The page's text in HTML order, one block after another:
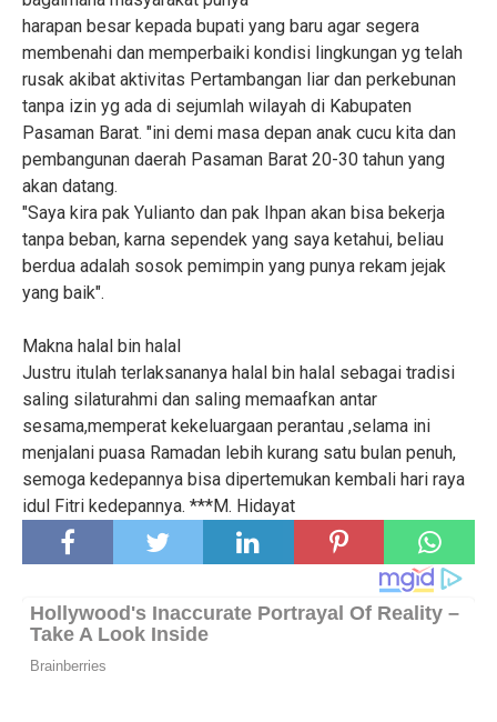
harapan besar kepada bupati yang baru agar segera
membenahi dan memperbaiki kondisi lingkungan yg telah
rusak akibat aktivitas Pertambangan liar dan perkebunan
tanpa izin yg ada di sejumlah wilayah di Kabupaten
Pasaman Barat. "ini demi masa depan anak cucu kita dan
pembangunan daerah Pasaman Barat 20-30 tahun yang
akan datang.
"Saya kira pak Yulianto dan pak Ihpan akan bisa bekerja
tanpa beban, karna sependek yang saya ketahui, beliau
berdua adalah sosok pemimpin yang punya rekam jejak
yang baik".
Makna halal bin halal
Justru itulah terlaksananya halal bin halal sebagai tradisi
saling silaturahmi dan saling memaafkan antar
sesama,memperat kekeluargaan perantau ,selama ini
menjalani puasa Ramadan lebih kurang satu bulan penuh,
semoga kedepannya bisa dipertemukan kembali hari raya
idul Fitri kedepannya. ***M. Hidayat